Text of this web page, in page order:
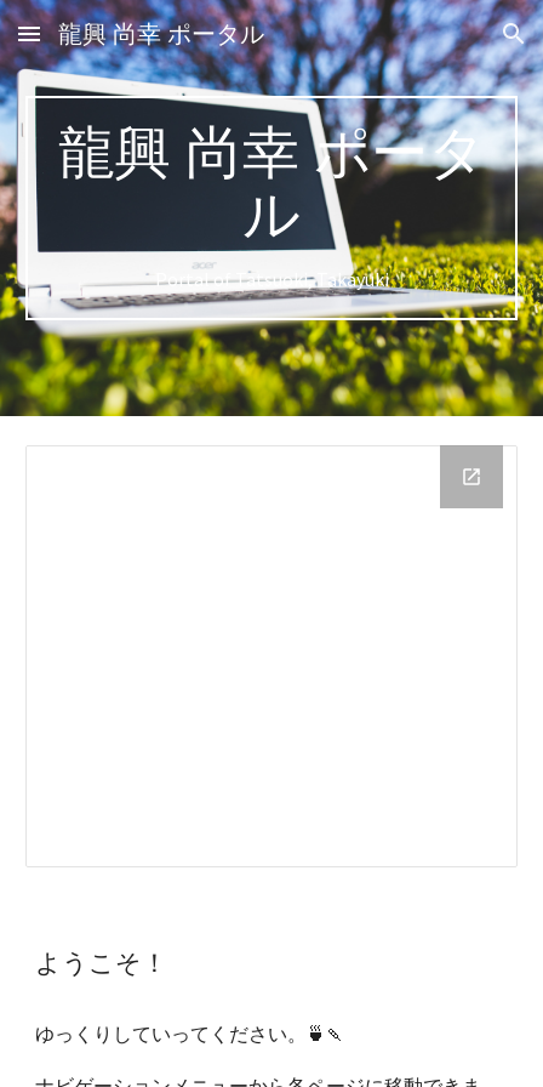
Skip to main content Skip to navigation
龍興 尚幸 ポータル
龍興 尚幸 ポータ
ル
Portal of Tatsuoki, Takayuki
ようこそ！
ゆっくりしていってください。🍵🍡